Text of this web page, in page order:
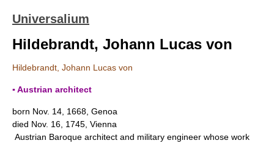
Universalium
Hildebrandt, Johann Lucas von
Hildebrandt, Johann Lucas von
▪ Austrian architect
born Nov. 14, 1668, Genoa
died Nov. 16, 1745, Vienna
Austrian Baroque architect and military engineer whose work